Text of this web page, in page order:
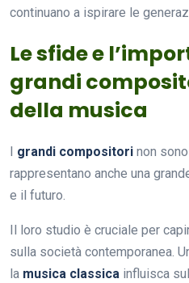
continuano a ispirare le
Le sfide e
grandi
della musica
grandi compositori non
rappresentano anche una
e il futuro.
Il loro studio è cruciale per
sulla società contemporanea.
la musica classica influisca